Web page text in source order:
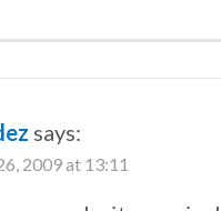
says:
2009 at 13:11